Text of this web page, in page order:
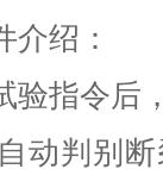
介绍：
验指令后
动判别